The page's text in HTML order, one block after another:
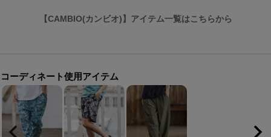
【CAMBIO(カンビオ)】アイテム一覧はこちらから
コーディネート使用アイテム